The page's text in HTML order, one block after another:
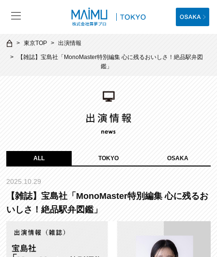
東京TOP 出演情報
【雑誌】宝島社「MonoMaster特別編集 心に残るおいしさ！絶品駅弁図
鑑」
ALL TOKYO OSAKA
2025.10.29
【雑誌】宝島社「MonoMaster特別編集 心に残るお
いしさ！絶品駅弁図鑑」